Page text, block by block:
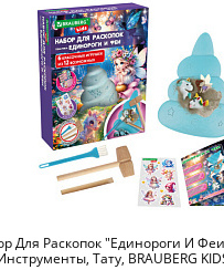
Для Раскопок "Единороги И
Тату, BRAUBERG